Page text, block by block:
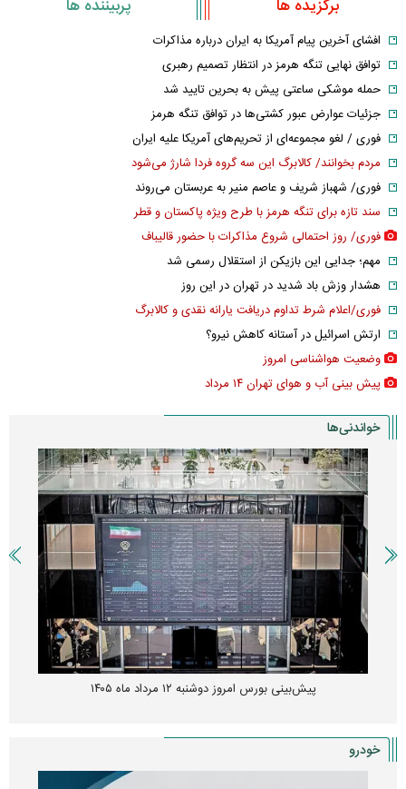
برگزیده ها پربیننده ها
افشای آخرین پیام آمریکا به ایران درباره مذاکرات
توافق نهایی تنگه هرمز در انتظار تصمیم رهبری
حمله موشکی ساعتی پیش به بحرین تایید شد
جزئیات عوارض عبور کشتی‌ها در توافق تنگه هرمز
فوری / لغو مجموعه‌ای از تحریم‌های آمریکا علیه ایران
مردم بخوانند/ کالابرگ این سه گروه فردا شارژ می‌شود
فوری/ شهباز شریف و عاصم منیر به عربستان می‌روند
سند تازه برای تنگه هرمز با طرح ویژه پاکستان و قطر
فوری/ روز احتمالی شروع مذاکرات با حضور قالیباف
مهم؛ جدایی این بازیکن از استقلال رسمی شد
هشدار وزش باد شدید در تهران در این روز
فوری/اعلام شرط تداوم دریافت یارانه نقدی و کالابرگ
ارتش اسرائیل در آستانه کاهش نیرو؟
وضعیت هواشناسی امروز
پیش بینی آب و هوای تهران ۱۴ مرداد
خواندنی‌ها
پیش‌بینی بورس امروز دوشنبه ۱۲ مرداد ماه ۱۴۰۵
خودرو